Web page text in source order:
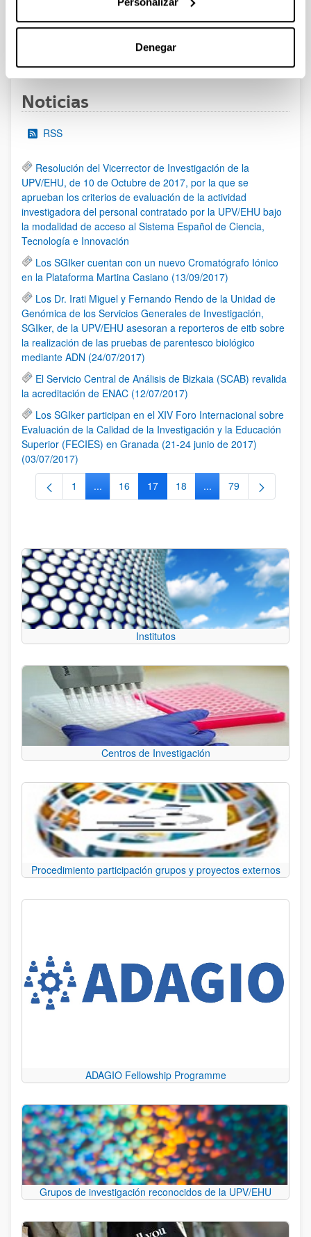
Denegar
al 30/07/2026 (ambos incluídos)
PáginaPáginaPágina
3 ...Páginas intermedias Use TAB
Noticias
RSS
Resolución del Vicerrector de Investigación de la
UPV/EHU, de 10 de Octubre de 2017, por la que se
aprueban los criterios de evaluación de la actividad
investigadora del personal contratado por la UPV/EHU bajo
la modalidad de acceso al Sistema Español de Ciencia,
Tecnología e Innovación
Los SGIker cuentan con un nuevo Cromatógrafo Iónico
en la Plataforma Martina Casiano (13/09/2017)
Los Dr. Irati Miguel y Fernando Rendo de la Unidad de
Genómica de los Servicios Generales de Investigación,
SGIker, de la UPV/EHU asesoran a reporteros de eitb sobre
la realización de las pruebas de parentesco biológico
mediante ADN (24/07/2017)
El Servicio Central de Análisis de Bizkaia (SCAB) revalida
la acreditación de ENAC (12/07/2017)
Los SGIker participan en el XIV Foro Internacional sobre
Evaluación de la Calidad de la Investigación y la Educación
Superior (FECIES) en Granada (21-24 junio de 2017)
(03/07/2017)
Página
1 ...Páginas intermedias Use TAB para desplazarse.
Página
16 Página
17 Página
18 ...Páginas intermedias
Página
79
Institutos
Centros de Investigación
Procedimiento participación grupos y proyectos externos
ADAGIO Fellowship Programme
Grupos de investigación reconocidos de la UPV/EHU